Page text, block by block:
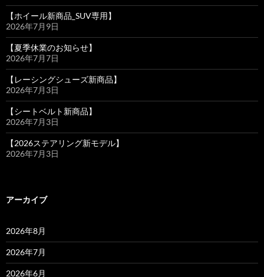
【ホイール新商品_SUV専用】
2026年7月9日
【夏季休業のお知らせ】
2026年7月7日
【レーシングシューズ新商品】
2026年7月3日
【シートベルト新商品】
2026年7月3日
【2026ステアリング新モデル】
2026年7月3日
アーカイブ
2026年8月
2026年7月
2026年6月